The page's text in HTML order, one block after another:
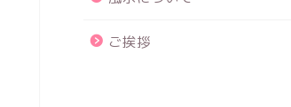
ご挨拶